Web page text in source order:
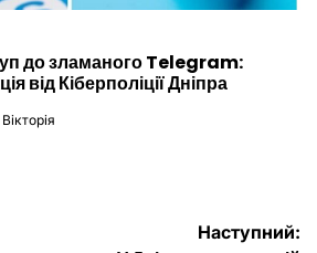
до зламаного Telegram:
від Кіберполіції Дніпра
Наступний: